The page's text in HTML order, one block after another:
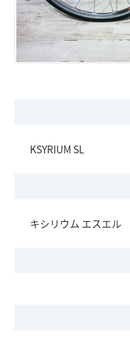
KSYRIUM SL
キシリウム エスエル